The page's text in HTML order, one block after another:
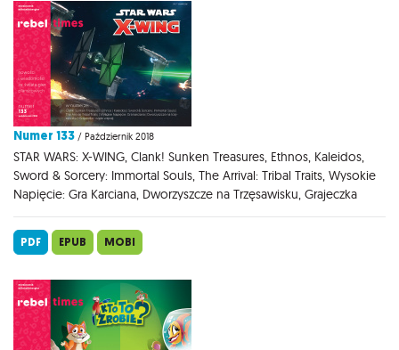
Numer 133 / Październik 2018
STAR WARS: X-WING, Clank! Sunken Treasures, Ethnos, Kaleidos,
Sword & Sorcery: Immortal Souls, The Arrival: Tribal Traits, Wysokie
Napięcie: Gra Karciana, Dworzyszcze na Trzęsawisku, Grajeczka
PDF EPUB MOBI